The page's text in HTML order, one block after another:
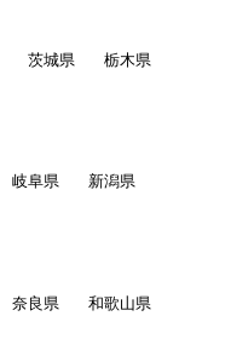
茨城県
栃木県
岐阜県
新潟県
奈良県
和歌山県